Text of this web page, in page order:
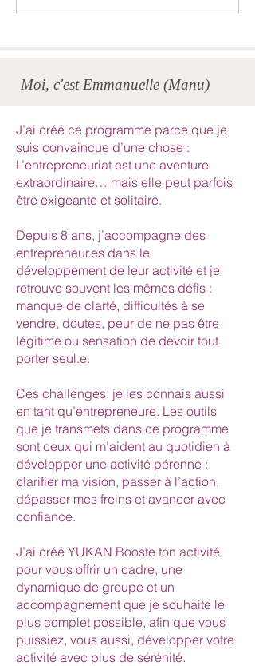
J’ai créé ce programme parce que je
suis convaincue d’une chose :
L’entrepreneuriat est une aventure
extraordinaire… mais elle peut parfois
être exigeante et solitaire.
Depuis 8 ans, j’accompagne des
entrepreneur.es dans le
développement de leur activité et je
retrouve souvent les mêmes défis :
manque de clarté, difficultés à se
vendre, doutes, peur de ne pas être
légitime ou sensation de devoir tout
porter seul.e.
Ces challenges, je les connais aussi
en tant qu’entrepreneure. Les outils
que je transmets dans ce programme
sont ceux qui m’aident au quotidien à
développer une activité pérenne :
clarifier ma vision, passer à l’action,
dépasser mes freins et avancer avec
confiance.
J’ai créé YUKAN Booste ton activité
pour vous offrir un cadre, une
dynamique de groupe et un
accompagnement que je souhaite le
plus complet possible, afin que vous
puissiez, vous aussi, développer votre
activité avec plus de sérénité.
Moi, c'est Emmanuelle (Manu)